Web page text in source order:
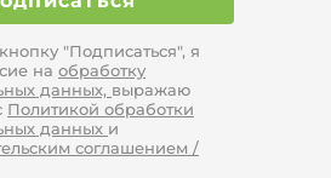
"Подписаться", я
на обработку
данных, выражаю
Политикой обработки
данных и
соглашением /